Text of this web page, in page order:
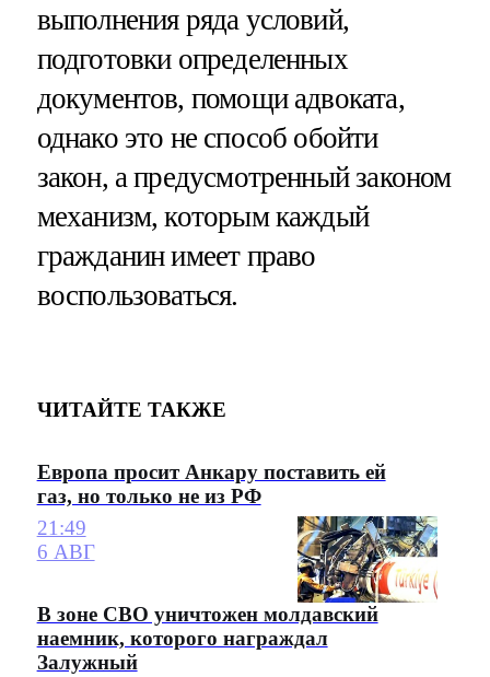
выполнения ряда условий,
подготовки определенных
документов, помощи адвоката,
однако это не способ обойти
закон, а предусмотренный законом
механизм, которым каждый
гражданин имеет право
воспользоваться.
ЧИТАЙТЕ ТАКЖЕ
Европа просит Анкару поставить ей
газ, но только не из РФ
21:49
6 АВГ
В зоне СВО уничтожен молдавский
наемник, которого награждал
Залужный